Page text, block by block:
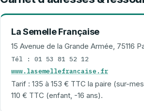
La Semelle Française
15 Avenue de la Grande Armée, 75116
Tél : 01 53 81 52 12
www.lasemellefrancaise.fr
Tarif : 135 à 153 € TTC la paire (sur-
110 € TTC (enfant, -16 ans).